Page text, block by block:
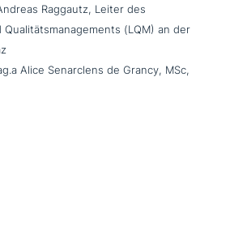
Raggautz, Leiter des
(LQM) an der
Alice Senarclens de Grancy, MSc,